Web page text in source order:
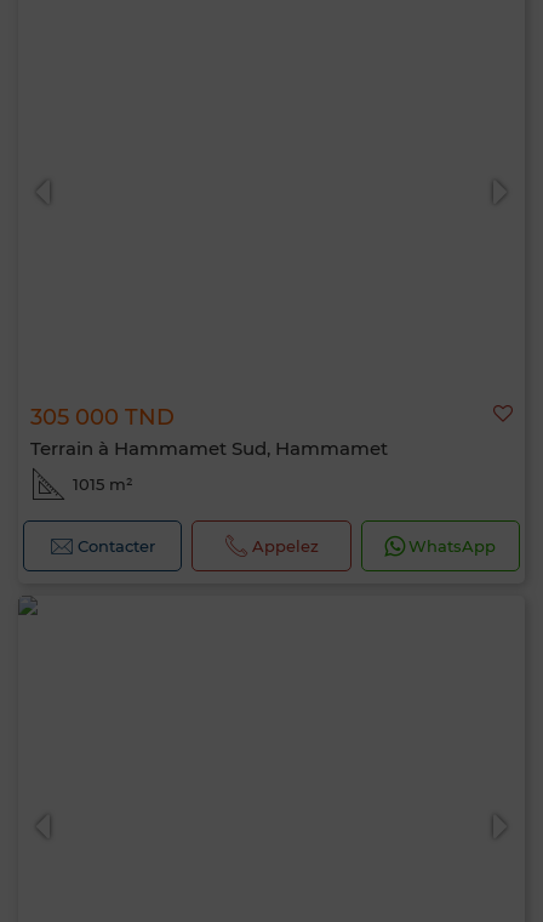
305 000 TND
Terrain à Hammamet Sud, Hammamet
1015 m²
Contacter Appelez WhatsApp